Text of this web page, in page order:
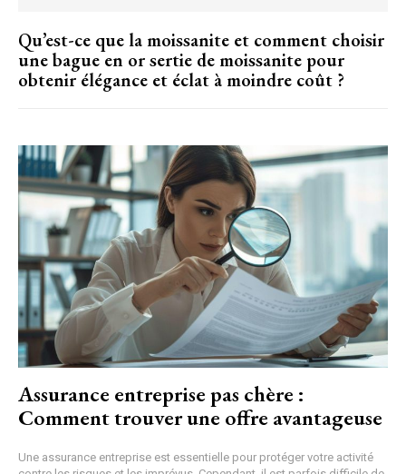
Qu’est-ce que la moissanite et comment choisir
une bague en or sertie de moissanite pour
obtenir élégance et éclat à moindre coût ?
Assurance entreprise pas chère :
Comment trouver une offre avantageuse
Une assurance entreprise est essentielle pour protéger votre activité